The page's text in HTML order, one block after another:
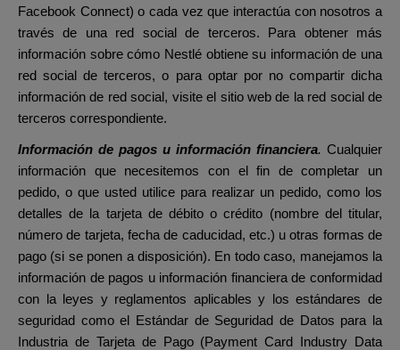
Facebook Connect) o cada vez que interactúa con nosotros a
través de una red social de terceros. Para obtener más
información sobre cómo Nestlé obtiene su información de una
red social de terceros, o para optar por no compartir dicha
información de red social, visite el sitio web de la red social de
terceros correspondiente.
Información de pagos u información financiera. Cualquier
información que necesitemos con el fin de completar un
pedido, o que usted utilice para realizar un pedido, como los
detalles de la tarjeta de débito o crédito (nombre del titular,
número de tarjeta, fecha de caducidad, etc.) u otras formas de
pago (si se ponen a disposición). En todo caso, manejamos la
información de pagos u información financiera de conformidad
con la leyes y reglamentos aplicables y los estándares de
seguridad como el Estándar de Seguridad de Datos para la
Industria de Tarjeta de Pago (Payment Card Industry Data